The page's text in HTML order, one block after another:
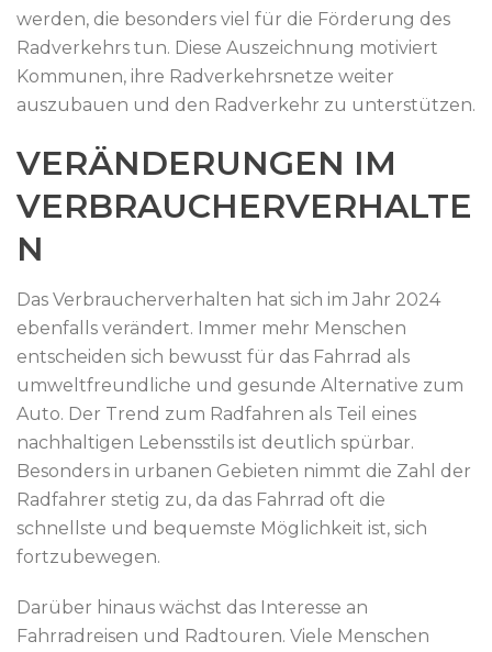
werden, die besonders viel für die Förderung des
Radverkehrs tun. Diese Auszeichnung motiviert
Kommunen, ihre Radverkehrsnetze weiter
auszubauen und den Radverkehr zu unterstützen.
VERÄNDERUNGEN IM
VERBRAUCHERVERHALTE
N
Das Verbraucherverhalten hat sich im Jahr 2024
ebenfalls verändert. Immer mehr Menschen
entscheiden sich bewusst für das Fahrrad als
umweltfreundliche und gesunde Alternative zum
Auto. Der Trend zum Radfahren als Teil eines
nachhaltigen Lebensstils ist deutlich spürbar.
Besonders in urbanen Gebieten nimmt die Zahl der
Radfahrer stetig zu, da das Fahrrad oft die
schnellste und bequemste Möglichkeit ist, sich
fortzubewegen.
Darüber hinaus wächst das Interesse an
Fahrradreisen und Radtouren. Viele Menschen